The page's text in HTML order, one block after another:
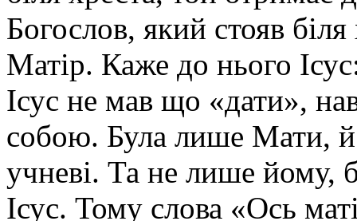
Богослов, який стояв
Матір. Каже до нього
Ісус не мав що «дати»,
собою. Була лише Мати, й
учневі. Та не лише йому,
Ісус. Тому слова «Ось